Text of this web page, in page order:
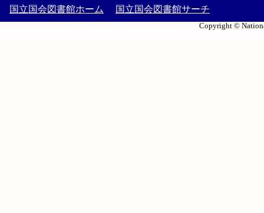
国立国会図書館ホーム 国立国会図書館サーチ
Copyright ©